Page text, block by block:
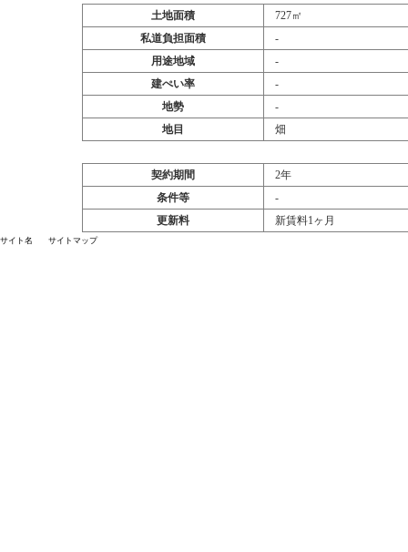
土地面積
727㎡
私道負担面積
‐
用途地域
‐
建ぺい率
‐
地勢
‐
地目
畑
契約期間
2年
条件等
‐
更新料
新賃料1ヶ月
サイト名 サイトマップ